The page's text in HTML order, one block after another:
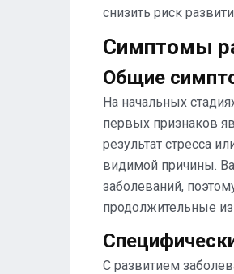
снизить риск
Симптомы
Общие
На начальных
первых признаков
результат стресса
видимой причины.
заболеваний,
продолжительные
С развитием